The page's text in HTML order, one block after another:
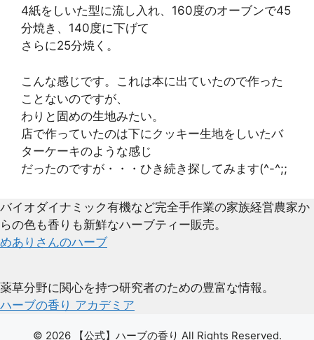
4紙をしいた型に流し入れ、160度のオーブンで45
分焼き、140度に下げて
さらに25分焼く。
こんな感じです。これは本に出ていたので作った
ことないのですが、
わりと固めの生地みたい。
店で作っていたのは下にクッキー生地をしいたバ
ターケーキのような感じ
だったのですが・・・ひき続き探してみます(^-^;;
バイオダイナミック有機など完全手作業の家族経営農家か
らの色も香りも新鮮なハーブティー販売。
めありさんのハーブ
薬草分野に関心を持つ研究者のための豊富な情報。
ハーブの香り アカデミア
© 2026 【公式】ハーブの香り All Rights Reserved.